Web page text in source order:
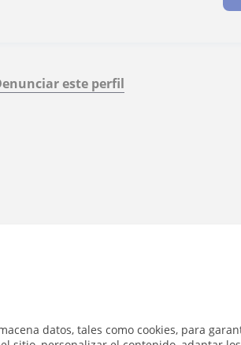
datos, tales como cookies, para
este perfil